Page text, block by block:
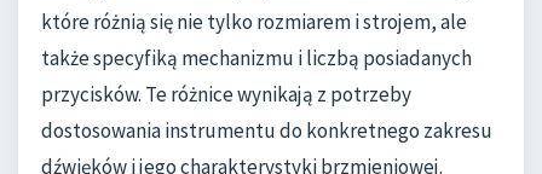
które różnią się nie tylko rozmiarem i strojem, ale
także specyfiką mechanizmu i liczbą posiadanych
przycisków. Te różnice wynikają z potrzeby
dostosowania instrumentu do konkretnego zakresu
dźwięków i jego charakterystyki brzmieniowej.